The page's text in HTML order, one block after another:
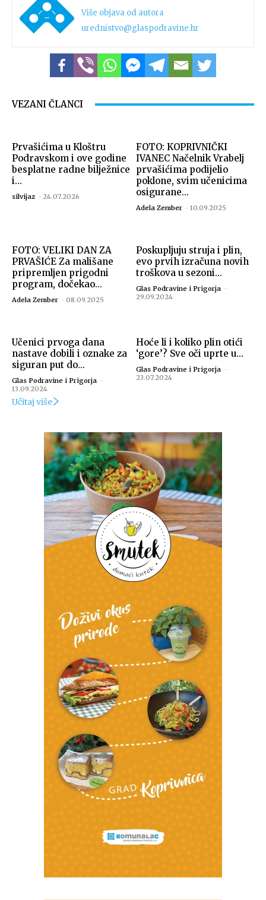
Više objava od autora
urednistvo@glaspodravine.hr
VEZANI ČLANCI
Prvašićima u Kloštru
Podravskom i ove godine
besplatne radne bilježnice
i...
silvijaz - 24.07.2026
FOTO: KOPRIVNIČKI
IVANEC Načelnik Vrabelj
prvašićima podijelio
poklone, svim učenicima
osigurane...
Adela Zember - 10.09.2025
FOTO: VELIKI DAN ZA
PRVAŠIĆE Za mališane
pripremljen prigodni
program, dočekao...
Adela Zember - 08.09.2025
Poskupljuju struja i plin,
evo prvih izračuna novih
troškova u sezoni...
Glas Podravine i Prigorja -
29.09.2024
Učenici prvoga dana
nastave dobili i oznake za
siguran put do...
Glas Podravine i Prigorja -
13.09.2024
Hoće li i koliko plin otići
‘gore’? Sve oči uprte u...
Glas Podravine i Prigorja -
23.07.2024
Učitaj više